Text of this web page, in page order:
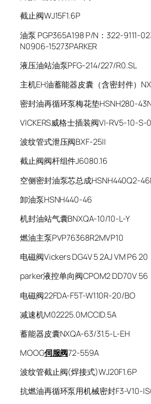
截止阀WJ15F1.6P
油泵 PGP365A198 P/N：322-9111-
N0906-15273PARKER
液压油站油泵PFG-214/227/R0.SL
主机EH油蓄能器皮囊（含密封件）
密封油再循环泵梅花垫HSNH280-
VICKERS威格士插装阀VI-RV5-10-S-
波纹管式泄压阀BXF-25II
截止阀阀杆组件J6080.16
空侧密封油泵芯总成HSNH440Q2-
卸油泵HSNH440-46
机封油站气囊BNXQA-10/10-L-Y
燃油主泵PVP76368R2MVP10
电磁阀Vickers DG4V 5 2AJ VM P6 20
parker液控单向阀CPOM2 DD70V 56
电磁阀22FDA-F5T-W110R-20/BO
减速机M02225.0MCCID.5A
蓄能器皮囊NXQA-63/31.5-L-EH
MOOG伺服阀72-559A
波纹管截止阀(焊接式)WJ20F1.6P
抗燃油再循环泵用机械密封F3-V10-